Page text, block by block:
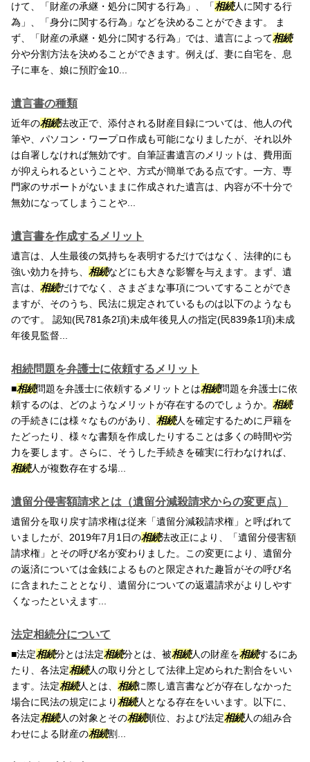
けて、「財産の承継・処分に関する行為」、「相続人に関する行
為」、「身分に関する行為」などを決めることができます。 ま
ず、「財産の承継・処分に関する行為」では、遺言によって相続
分や分割方法を決めることができます。例えば、妻に自宅を、息
子に車を、娘に預貯金10...
遺言書の種類
近年の相続法改正で、添付される財産目録については、他人の代
筆や、パソコン・ワープロ作成も可能になりましたが、それ以外
は自署しなければ無効です。自筆証書遺言のメリットは、費用面
が抑えられるということや、方式が簡単である点です。一方、専
門家のサポートがないままに作成された遺言は、内容が不十分で
無効になってしまうことや...
遺言書を作成するメリット
遺言は、人生最後の気持ちを表明するだけではなく、法律的にも
強い効力を持ち、 相続などにも大きな影響を与えます。まず、遺
言は、 相続だけでなく、さまざまな事項についてすることができ
ますが、そのうち、民法に規定されているものは以下のようなも
のです。 認知(民781条2項)未成年後見人の指定(民839条1項)未成
年後見監督...
相続問題を弁護士に依頼するメリット
■相続問題を弁護士に依頼するメリットとは相続問題を弁護士に依
頼するのは、どのようなメリットが存在するのでしょうか。 相続
の手続きには様々なものがあり、 相続人を確定するために戸籍を
たどったり、様々な書類を作成したりすることは多くの時間や労
力を要します。さらに、そうした手続きを確実に行わなければ、
相続人が複数存在する場...
遺留分侵害額請求とは（遺留分減殺請求からの変更点）
遺留分を取り戻す請求権は従来「遺留分減殺請求権」と呼ばれて
いましたが、2019年7月1日の相続法改正により、「遺留分侵害額
請求権」とその呼び名が変わりました。この変更により、遺留分
の返済については金銭によるものと限定された趣旨がその呼び名
に含まれたこととなり、遺留分についての返還請求がよりしやす
くなったといえます...
法定相続分について
■法定相続分とは法定相続分とは、被相続人の財産を相続するにあ
たり、各法定相続人の取り分として法律上定められた割合をいい
ます。法定相続人とは、 相続に際し遺言書などが存在しなかった
場合に民法の規定により相続人となる存在をいいます。以下に、
各法定相続人の対象とその相続順位、および法定相続人の組み合
わせによる財産の相続割...